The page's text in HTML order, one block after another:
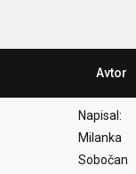
Avtor
Napisal:
Milanka
Sobočan